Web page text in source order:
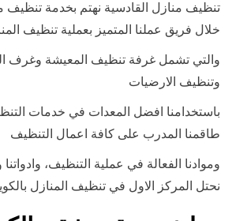
تنظيف منازل القادسية نهتم بخدمة تنظيف
خلال فريق عملنا المتميز بعملية تنظيف
والتي تشمل غرفة تنظيف المعيشة وغرف
وتنظيف الارضيات
باستخدامنا افضل المعدات في خدمات
طاقمنا المدرب على كافة اعمال التنظيف
وموادنا الفعالة في عملية التنظيف، وادواتنا
نحتل المركز الاول في تنظيف المنازل